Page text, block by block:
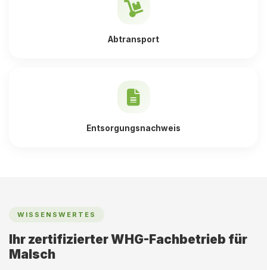
Abtransport
Entsorgungsnachweis
WISSENSWERTES
Ihr zertifizierter WHG-Fachbetrieb für
Malsch